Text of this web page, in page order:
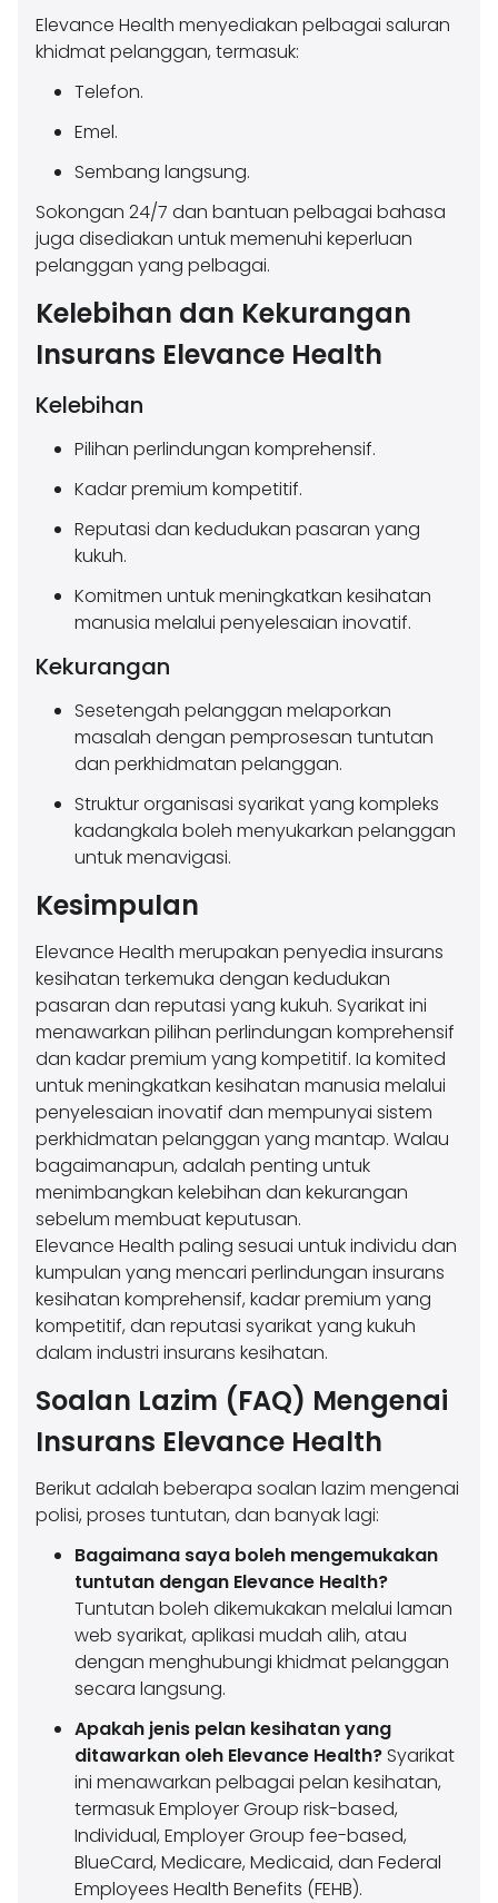
Elevance Health menyediakan pelbagai saluran
khidmat pelanggan, termasuk:
Telefon.
Emel.
Sembang langsung.
Sokongan 24/7 dan bantuan pelbagai bahasa
juga disediakan untuk memenuhi keperluan
pelanggan yang pelbagai.
Kelebihan dan Kekurangan
Insurans Elevance Health
Kelebihan
Pilihan perlindungan komprehensif.
Kadar premium kompetitif.
Reputasi dan kedudukan pasaran yang
kukuh.
Komitmen untuk meningkatkan kesihatan
manusia melalui penyelesaian inovatif.
Kekurangan
Sesetengah pelanggan melaporkan
masalah dengan pemprosesan tuntutan
dan perkhidmatan pelanggan.
Struktur organisasi syarikat yang kompleks
kadangkala boleh menyukarkan pelanggan
untuk menavigasi.
Kesimpulan
Elevance Health merupakan penyedia insurans
kesihatan terkemuka dengan kedudukan
pasaran dan reputasi yang kukuh. Syarikat ini
menawarkan pilihan perlindungan komprehensif
dan kadar premium yang kompetitif. Ia komited
untuk meningkatkan kesihatan manusia melalui
penyelesaian inovatif dan mempunyai sistem
perkhidmatan pelanggan yang mantap. Walau
bagaimanapun, adalah penting untuk
menimbangkan kelebihan dan kekurangan
sebelum membuat keputusan.
Elevance Health paling sesuai untuk individu dan
kumpulan yang mencari perlindungan insurans
kesihatan komprehensif, kadar premium yang
kompetitif, dan reputasi syarikat yang kukuh
dalam industri insurans kesihatan.
Soalan Lazim (FAQ) Mengenai
Insurans Elevance Health
Berikut adalah beberapa soalan lazim mengenai
polisi, proses tuntutan, dan banyak lagi:
Bagaimana saya boleh mengemukakan
tuntutan dengan Elevance Health?
Tuntutan boleh dikemukakan melalui laman
web syarikat, aplikasi mudah alih, atau
dengan menghubungi khidmat pelanggan
secara langsung.
Apakah jenis pelan kesihatan yang
ditawarkan oleh Elevance Health? Syarikat
ini menawarkan pelbagai pelan kesihatan,
termasuk Employer Group risk-based,
Individual, Employer Group fee-based,
BlueCard, Medicare, Medicaid, dan Federal
Employees Health Benefits (FEHB).